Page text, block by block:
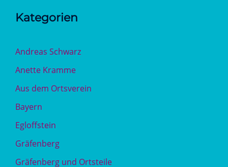
Kategorien
Andreas Schwarz
Anette Kramme
Aus dem Ortsverein
Bayern
Egloffstein
Gräfenberg
Gräfenberg und Ortsteile